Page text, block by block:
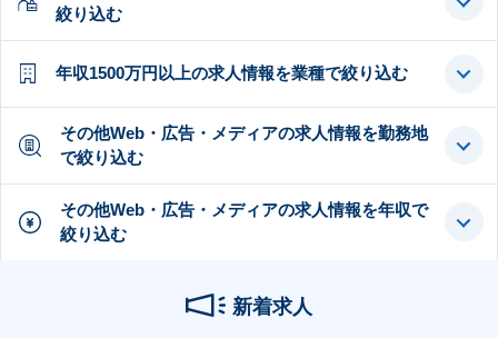
絞り込む
年収1500万円以上の求人情報を業種で絞り込む
その他Web・広告・メディアの求人情報を勤務地
で絞り込む
その他Web・広告・メディアの求人情報を年収で
絞り込む
新着求人